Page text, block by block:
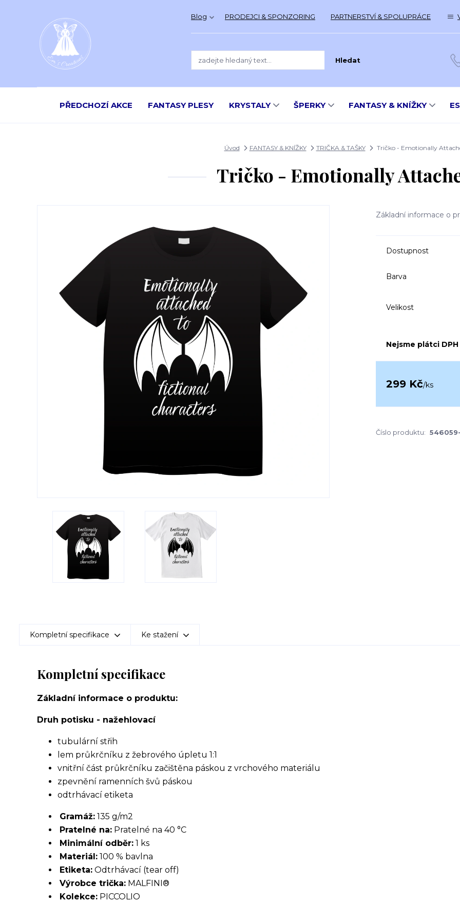
Blog PRODEJCI & SPONZORING PARTNERSTVÍ & SPOLUPRÁCE
Hledat
PŘEDCHOZÍ AKCE FANTASY PLESY KRYSTALY ŠPERKY FANTASY & KNÍŽKY
Úvod FANTASY & KNÍŽKY TRIČKA & TAŠKY Tričko - Emotionally
Tričko - Emotionally
Základní informace o
Dostupnost
Barva
Velikost
Nejsme plátci DPH
299 Kč/ks
Číslo produktu:
Kompletní specifikace Ke stažení
Kompletní specifikace
Základní informace o produktu:
Druh potisku - nažehlovací
tubulární střih
lem průkrčníku z žebrového úpletu 1:1
vnitřní část průkrčníku začištěna páskou z vrchového materiálu
zpevnění ramenních švů páskou
odtrhávací etiketa
Gramáž: 135 g/m2
Pratelné na: Pratelné na 40 °C
Minimální odběr: 1 ks
Materiál: 100 % bavlna
Etiketa: Odtrhávací (tear off)
Výrobce trička: MALFINI®
Kolekce: PICCOLIO